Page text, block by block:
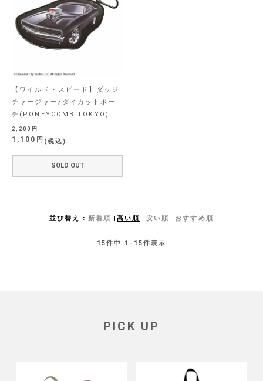
【ワイルド・スピード】ダッジ
チャージャー/ダイカットポー
チ(PONEYCOMB TOKYO)
2,200
1,100 税込
SOLD OUT
並び替え 新着順 高い順 安い順 おすすめ順
15件中 1 - 15件表示
PICK UP